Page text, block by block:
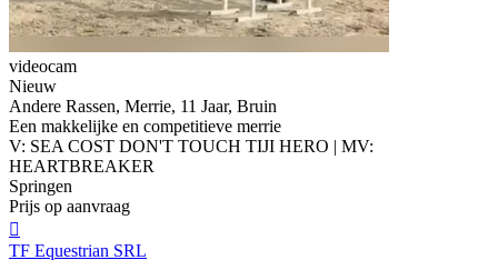
videocam
Nieuw
Andere Rassen, Merrie, 11 Jaar, Bruin
Een makkelijke en competitieve merrie
V: SEA COST DON'T TOUCH TIJI HERO | MV:
HEARTBREAKER
Springen
Prijs op aanvraag

TF Equestrian SRL